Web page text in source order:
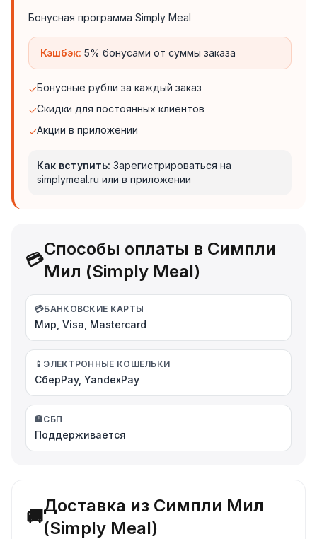
Бонусная программа Simply Meal
Кэшбэк: 5% бонусами от суммы заказа
✓Бонусные рубли за каждый заказ
✓Скидки для постоянных клиентов
✓Акции в приложении
Как вступить: Зарегистрироваться на
simplymeal.ru или в приложении
💳
Способы оплаты в Симпли
Мил (Simply Meal)
💳БАНКОВСКИЕ КАРТЫ
Мир, Visa, Mastercard
📱 ЭЛЕКТРОННЫЕ КОШЕЛЬКИ
СберPay, YandexPay
🏦СБП
Поддерживается
🚚
Доставка из Симпли Мил
(Simply Meal)